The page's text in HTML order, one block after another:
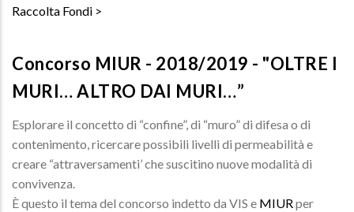
Raccolta Fondi
Concorso MIUR - 2018/2019 - "OLTRE I
MURI… ALTRO DAI MURI…”
Esplorare il concetto di “confine”, di “muro” di difesa o di
contenimento, ricercare possibili livelli di permeabilità e
creare “attraversamenti’ che suscitino nuove modalità di
convivenza.
È questo il tema del concorso indetto da VIS e MIURper